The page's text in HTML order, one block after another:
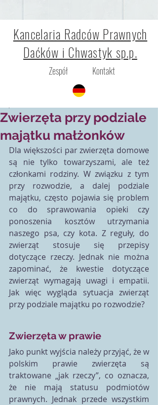
Kancelaria Radców Prawnych
Daćków i Chwastyk sp.p.
Zespół Kontakt
Zwierzęta przy podziale
majątku małżonków
Dla większości par zwierzęta domowe
są nie tylko towarzyszami, ale też
członkami rodziny. W związku z tym
przy rozwodzie, a dalej podziale
majątku, często pojawia się problem
co do sprawowania opieki czy
ponoszenia kosztów utrzymania
naszego psa, czy kota. Z reguły, do
zwierząt stosuje się przepisy
dotyczące rzeczy. Jednak nie można
zapominać, że kwestie dotyczące
zwierząt wymagają uwagi i empatii.
Jak więc wygląda sytuacja zwierząt
przy podziale majątku po rozwodzie?
Zwierzęta w prawie
Jako punkt wyjścia należy przyjąć, że w
polskim prawie zwierzęta są
traktowane „jak rzeczy”, co oznacza,
że nie mają statusu podmiotów
prawnych. Jednak przede wszystkim